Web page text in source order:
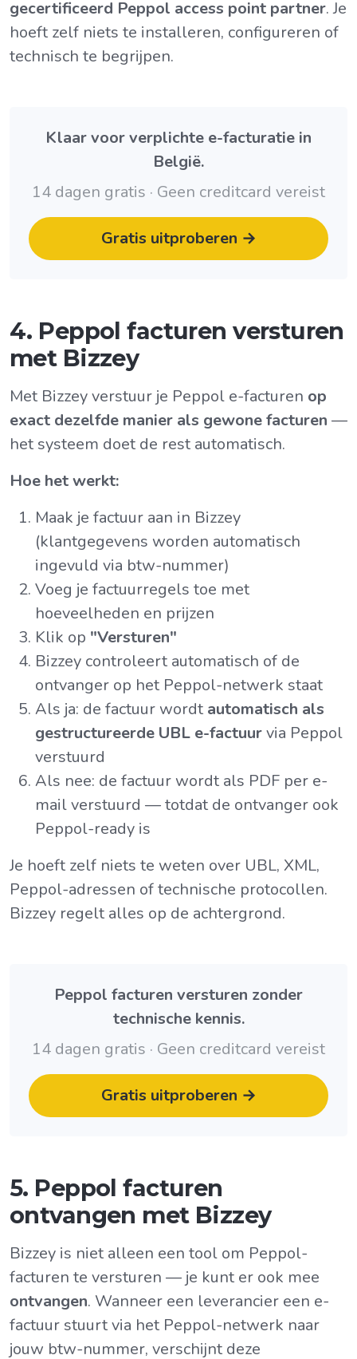
gecertificeerd Peppol access point partner. Je
hoeft zelf niets te installeren, configureren of
technisch te begrijpen.
Klaar voor verplichte e-facturatie in
België.
14 dagen gratis · Geen creditcard vereist
Gratis uitproberen →
4. Peppol facturen versturen
met Bizzey
Met Bizzey verstuur je Peppol e-facturen op
exact dezelfde manier als gewone facturen —
het systeem doet de rest automatisch.
Hoe het werkt:
Maak je factuur aan in Bizzey
(klantgegevens worden automatisch
ingevuld via btw-nummer)
Voeg je factuurregels toe met
hoeveelheden en prijzen
Klik op "Versturen"
Bizzey controleert automatisch of de
ontvanger op het Peppol-netwerk staat
Als ja: de factuur wordt automatisch als
gestructureerde UBL e-factuurvia Peppol
verstuurd
Als nee: de factuur wordt als PDF per e-
mail verstuurd — totdat de ontvanger ook
Peppol-ready is
Je hoeft zelf niets te weten over UBL, XML,
Peppol-adressen of technische protocollen.
Bizzey regelt alles op de achtergrond.
Peppol facturen versturen zonder
technische kennis.
14 dagen gratis · Geen creditcard vereist
Gratis uitproberen →
5. Peppol facturen
ontvangen met Bizzey
Bizzey is niet alleen een tool om Peppol-
facturen te versturen — je kunt er ook mee
ontvangen. Wanneer een leverancier een e-
factuur stuurt via het Peppol-netwerk naar
jouw btw-nummer, verschijnt deze